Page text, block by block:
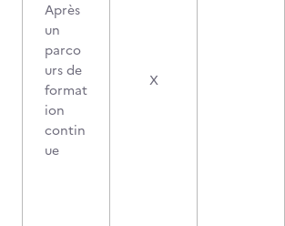
Après
un
parco
urs de
format
ion
contin
ue
X